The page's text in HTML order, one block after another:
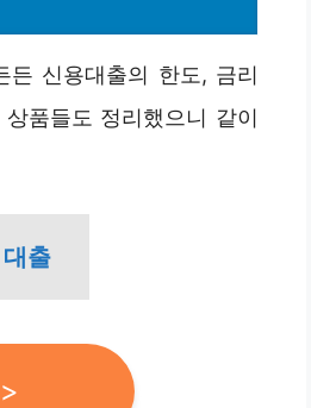
든 신용대출의 한도, 금리
품들도 정리했으니 같이
출